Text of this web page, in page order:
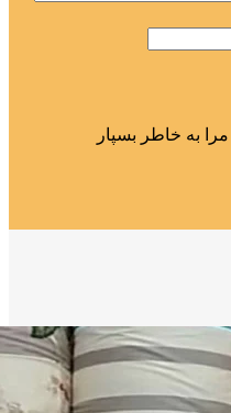
مرا به خاطر بسپار